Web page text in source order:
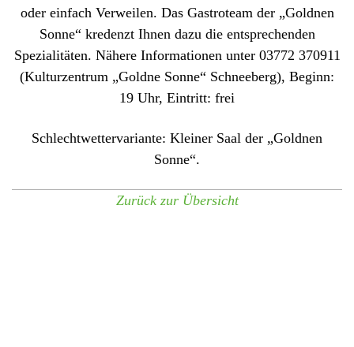
oder einfach Verweilen. Das Gastroteam der „Goldnen
Sonne“ kredenzt Ihnen dazu die entsprechenden
Spezialitäten. Nähere Informationen unter 03772 370911
(Kulturzentrum „Goldne Sonne“ Schneeberg), Beginn:
19 Uhr, Eintritt: frei
Schlechtwettervariante: Kleiner Saal der „Goldnen
Sonne“.
Zurück zur Übersicht